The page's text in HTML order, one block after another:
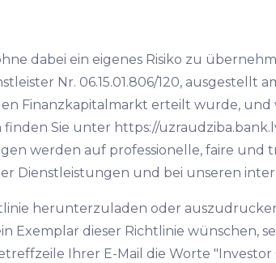
dabei ein eigenes Risiko zu
Nr. 06.15.01.806/120, ausgestellt
Finanzkapitalmarkt erteilt wurde,
Sie unter https://
werden auf professionelle, faire und
Dienstleistungen und bei unseren
herunterzuladen oder
Exemplar dieser Richtlinie wünschen,
Ihrer E-Mail die Worte "Investor